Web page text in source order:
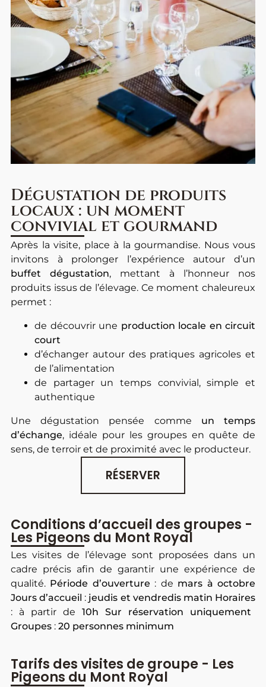
Dégustation de produits
locaux : un moment
convivial et gourmand
Après la visite, place à la gourmandise. Nous vous
invitons à prolonger l’expérience autour d’un
buffet dégustation, mettant à l’honneur nos
produits issus de l’élevage. Ce moment chaleureux
permet :
de découvrir une production locale en circuit
court
d’échanger autour des pratiques agricoles et
de l’alimentation
de partager un temps convivial, simple et
authentique
Une dégustation pensée comme un temps
d’échange, idéale pour les groupes en quête de
sens, de terroir et de proximité avec le producteur.
RÉSERVER
Conditions d’accueil des groupes -
Les Pigeons du Mont Royal
Les visites de l’élevage sont proposées dans un
cadre précis afin de garantir une expérience de
qualité. Période d’ouverture : de mars à octobre
Jours d’accueil : jeudis et vendredis matin Horaires
: à partir de 10h
Sur réservation uniquement
Groupes : 20 personnes minimum
Tarifs des visites de groupe - Les
Pigeons du Mont Royal